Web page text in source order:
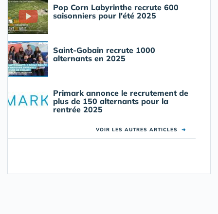
Pop Corn Labyrinthe recrute 600
saisonniers pour l'été 2025
Saint-Gobain recrute 1000
alternants en 2025
Primark annonce le recrutement de
plus de 150 alternants pour la
rentrée 2025
VOIR LES AUTRES ARTICLES ➜